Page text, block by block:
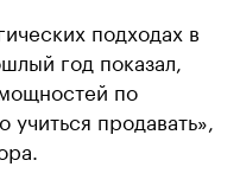
подходах в
год показал,
по
продавать»,